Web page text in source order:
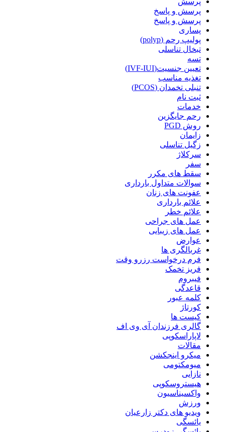
پرسش و پاسخ
پرسش و پاسخ
پساری
پولیپ رحم (polyp)
تبخال تناسلی
تسه
تعیین جنسیت(IVF-IUI)
تغذیه مناسب
تنبلی تخمدان (PCOS)
ثبت نام
خدمات
رحم جایگزین
روش PGD
زایمان
زگیل تناسلی
سرکلاژ
سفر
سقط های مکرر
سوالات متداول بارداری
عفونت های زنان
علائم بارداری
علائم خطر
عمل های جراحی
عمل های زیبایی
عوارض
غربالگری ها
فرم درخواست رزرو وقت
فریز تخمک
فیبروم
قاعدگی
کلمه عبور
کورتاژ
کیست ها
گالری فرزندان آی وی اف
لاپاراسکوپی
مقالات
میکرو اینجکشن
میومکتومی
نازایی
هیستروسکوپی
واکسیناسیون
ورزش
ویدیو های دکتر زارعیان
یائسگی